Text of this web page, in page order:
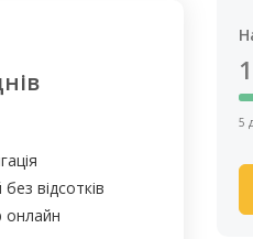
відсотків
онлайн
5